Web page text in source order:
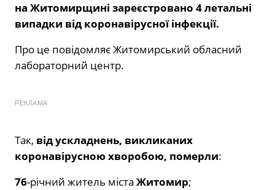
на Житомирщині зареєстровано 4 летальні
випадки від коронавірусної інфекції.
Про це повідомляє Житомирський обласний
лабораторний центр.
РЕКЛАМА
Так, від ускладнень, викликаних
коронавірусною хворобою, померли:
76-річний житель міста Житомир;